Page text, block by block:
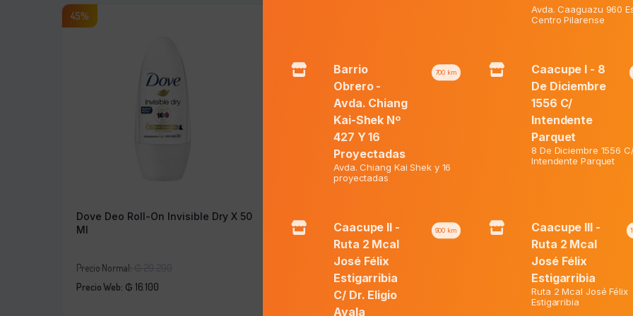
45%
Dove Deo Roll-On Invisible Dry X 50
Ml
Precio Normal:
Precio Web: ₲ 16.100
Precio Normal:₲35.600El
precio
original
30.300 El
precio
Verdex 89gr
Precio Normal:₲33.700El
precio
Precio Web: ₲ 28.600 El
precio
Avda. Caaguazu 960
Centro Pilarense
Barrio
Obrero -
Avda. Chiang
Kai-Shek Nº
427 Y 16
Proyectadas
700 km
Avda. Chiang Kai Shek y 16
proyectadas
Caacupe I - 8
De Diciembre
1556 C/
Intendente
Parquet
8 De Diciembre 1556
Intendente Parquet
Caacupe II -
Ruta 2 Mcal
José Félix
Estigarribia
C/ Dr. Eligio
Ayala
900 km
Caacupe III -
Ruta 2 Mcal
José Félix
Estigarribia
Ruta 2 Mcal José Félix
Estigarribia